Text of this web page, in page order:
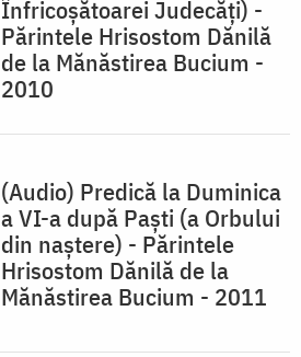
Înfricoşătoarei Judecăţi) -
Părintele Hrisostom Dănilă
de la Mănăstirea Bucium -
2010
(Audio) Predică la Duminica
a VI-a după Paşti (a Orbului
din naştere) - Părintele
Hrisostom Dănilă de la
Mănăstirea Bucium - 2011